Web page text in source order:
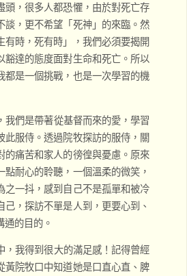
頭，很多人都恐懼，由於對死亡存
談，更不希望「死神」的來臨。然
有時，死有時」，我們必須要揭開
豁達的態度面對生命和死亡。所以
都是一個挑戰，也是一次學習的機
我們是帶著從基督而來的愛，學習
此服侍。透過院牧探訪的服侍，關
的痛苦和家人的徬徨與憂慮。原來
耐心的聆聽，一個溫柔的微笑，
之一抖，感到自己不是孤單和被冷
，探訪不單是人到，更要心到、
通的目的。
，我得到很大的滿足感！記得曾經
黃院牧口中知道她是口直心直、脾